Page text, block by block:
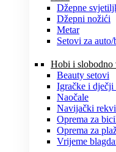
Džepne
Džepni nožići
Metar
Setovi za
Hobi i slobodno
Beauty setovi
Igračke i dječji
Naočale
Navijački
Oprema za
Oprema za
Vrijeme